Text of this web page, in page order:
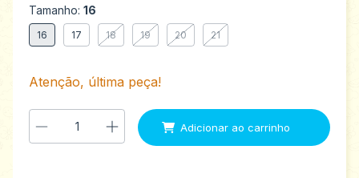
Tamanho: 16
16 17 18 19 20 21
Atenção, última peça!